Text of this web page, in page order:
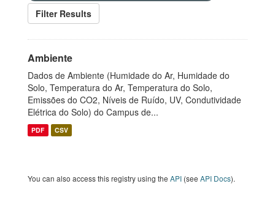
Filter Results
Ambiente
Dados de Ambiente (Humidade do Ar, Humidade do
Solo, Temperatura do Ar, Temperatura do Solo,
Emissões do CO2, Níveis de Ruído, UV, Condutividade
Elétrica do Solo) do Campus de...
PDF CSV
You can also access this registry using the API (see API Docs).